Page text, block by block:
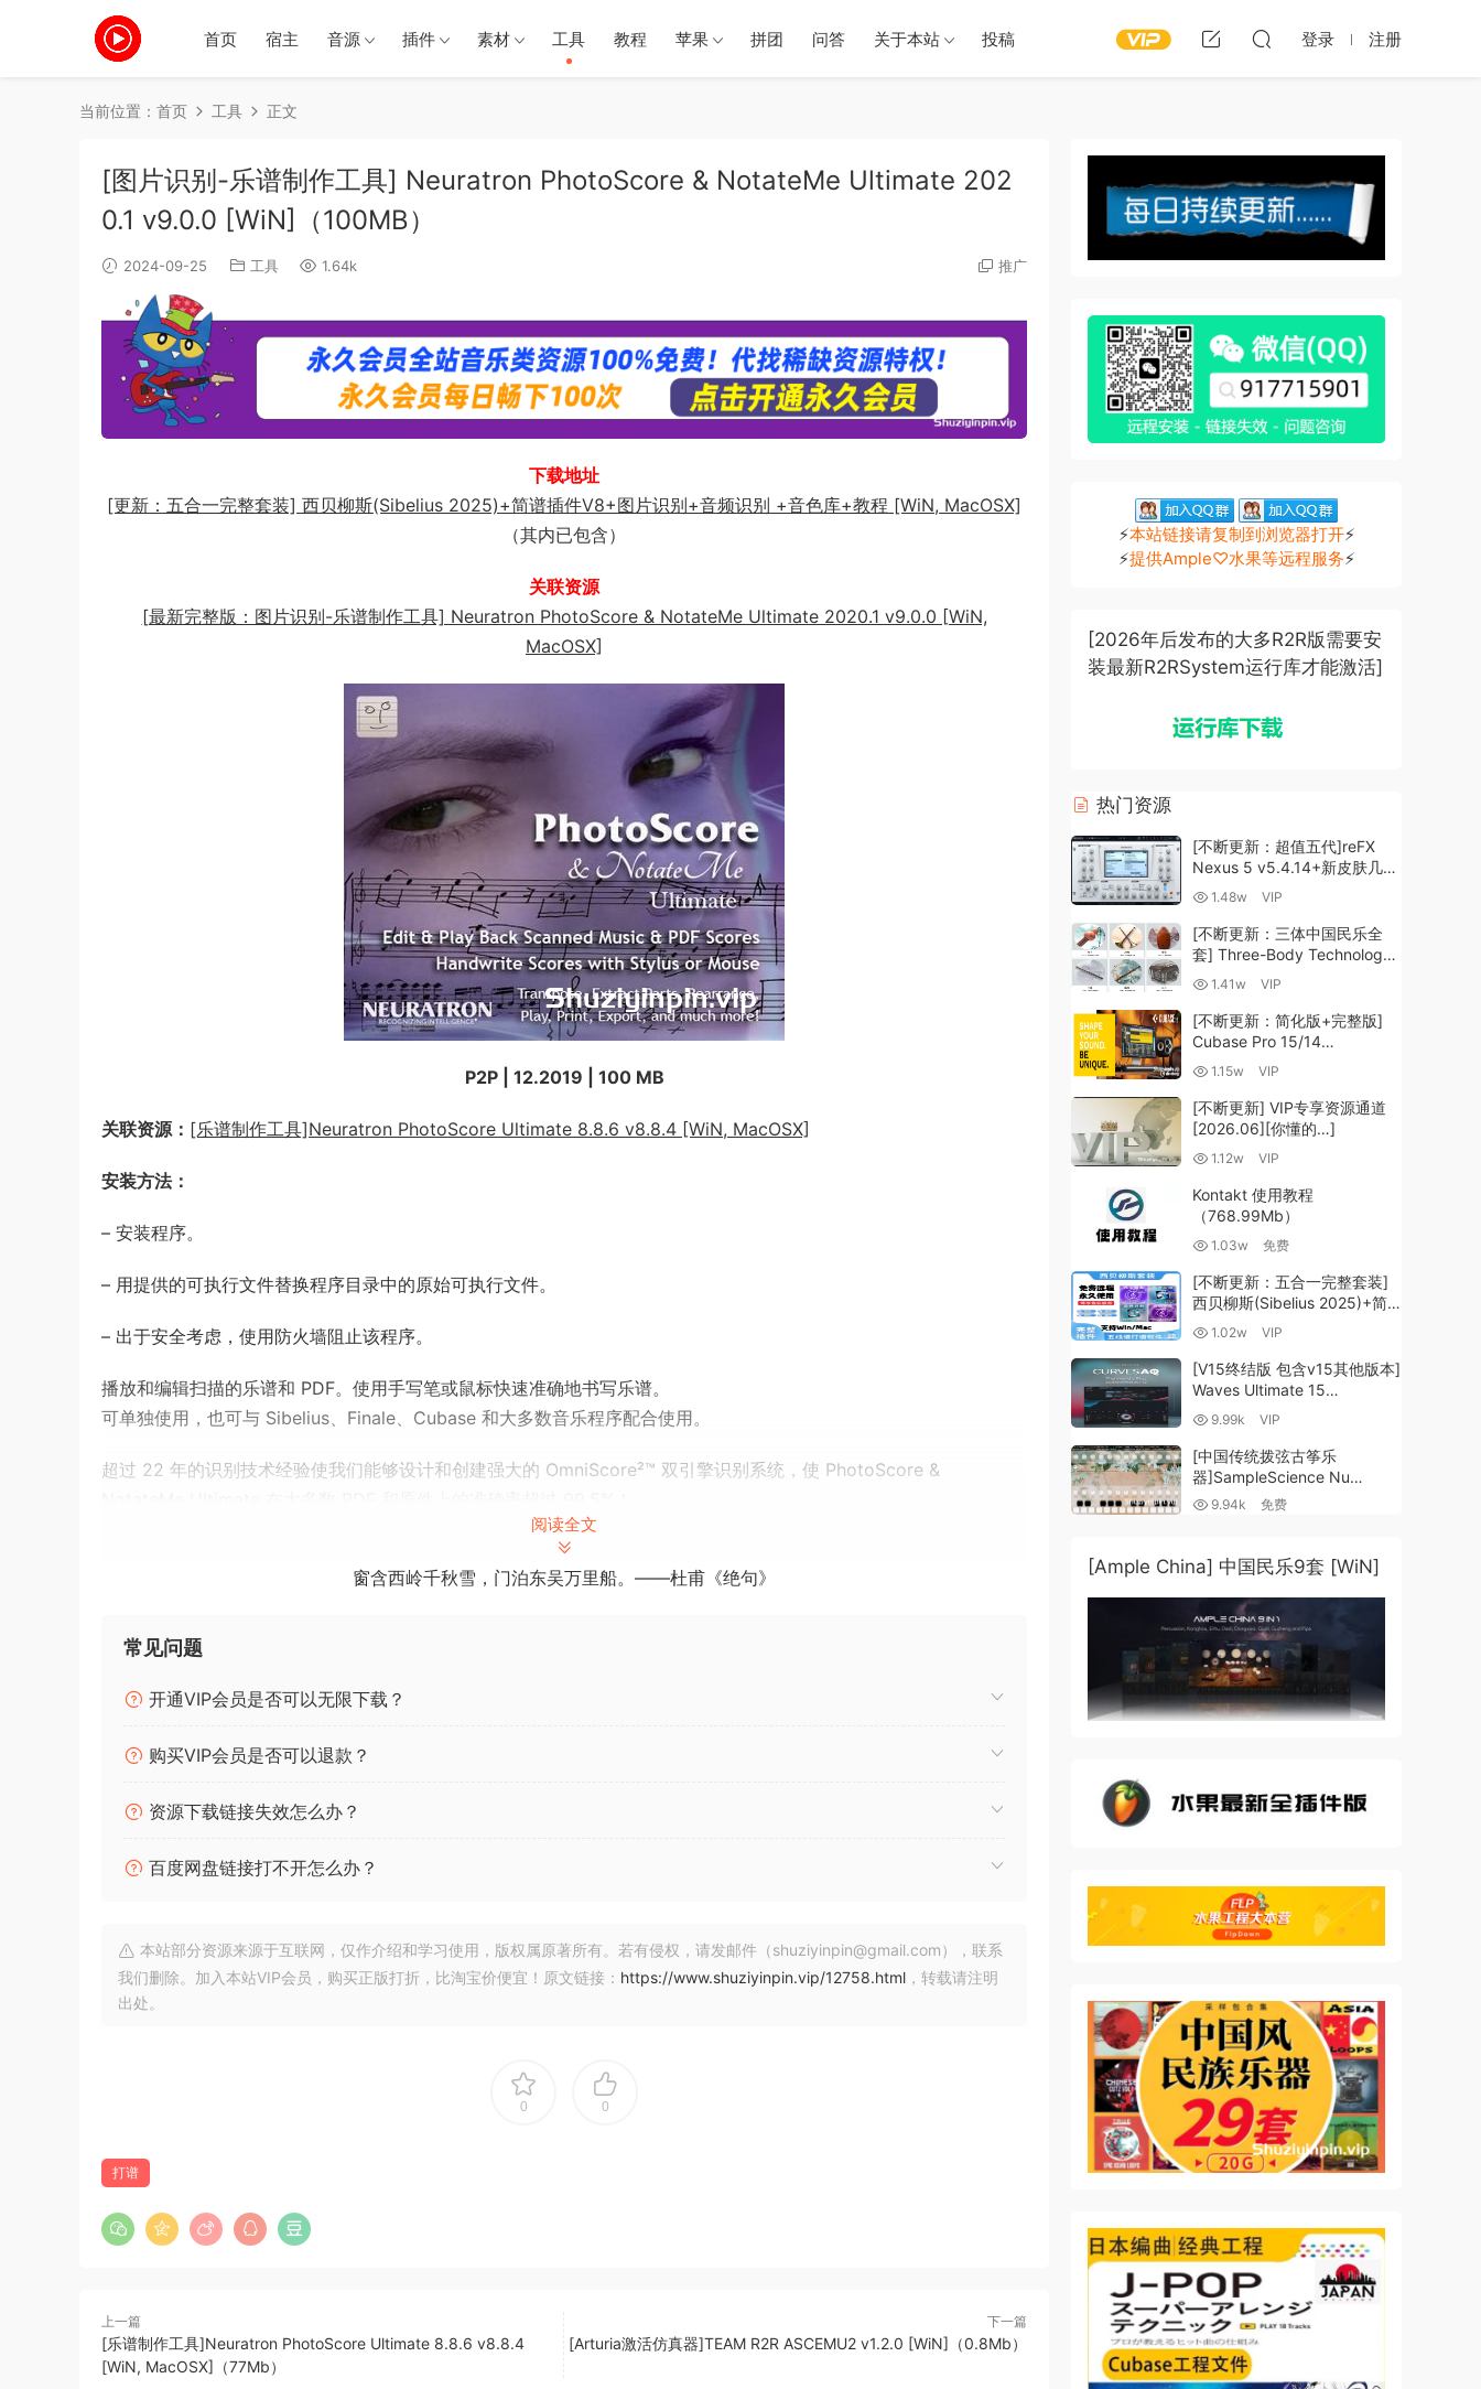
首页 宿主 音源 插件 素材 工具 教程 苹果 拼团 问答 关于本站 投稿 登录 注册
当前位置： 首页 工具 正文
[图片识别-乐谱制作工具] Neuratron PhotoScore & NotateMe Ultimate 202
0.1 v9.0.0 [WiN]（100MB）
2024-09-25 工具 1.64k 推广
下载地址
[更新：五合一完整套装] 西贝柳斯(Sibelius 2025)+简谱插件V8+图片识别+音频识别 +音色库+教程 [WiN, MacOSX]
（其内已包含）
关联资源
[最新完整版：图片识别-乐谱制作工具] Neuratron PhotoScore & NotateMe Ultimate 2020.1 v9.0.0 [WiN,
MacOSX]
P2P | 12.2019 | 100 MB
关联资源： [乐谱制作工具]Neuratron PhotoScore Ultimate 8.8.6 v8.8.4 [WiN, MacOSX]
安装方法：
– 安装程序。
– 用提供的可执行文件替换程序目录中的原始可执行文件。
– 出于安全考虑，使用防火墙阻止该程序。
播放和编辑扫描的乐谱和 PDF。使用手写笔或鼠标快速准确地书写乐谱。
可单独使用，也可与 Sibelius、Finale、Cubase 和大多数音乐程序配合使用。
超过 22 年的识别技术经验使我们能够设计和创建强大的 OmniScore²™ 双引擎识别系统，使 PhotoScore &
PhotoScore & NotateMe Ultimate 几乎可以挑出每一个细节，甚至可以识别 4 行和 6 行吉他指法谱、1、2 和 3 行打
击乐谱。我们的音乐手写应用程序 NotateMe 完全集成，这意味着您可以随时随地使用平板电脑和手写笔或鼠标/触控
从一开始，易于使用就是设计的核心目标，而且通过自动扫描和识别，加上获得许可的 Sibelius 风格编辑界面，
PhotoScore & NotateMe Ultimate 使用起来甚至变得有趣和令人兴奋！
要在 Windows 上使用 PhotoScore & NotateMe 2020，您的系统需要以下硬件：
您的计算机还应具有合理的可用硬盘空间 – 至少 40MB，最好更多。
用户注意：虽然 PhotoScore 可以与 Sibelius 3 及更高版本一起使用，但建议您使用 Sibelius 5.0 或更高版本
推荐：触摸屏或带手写笔的平板电脑（例如 Microsoft Surface Pro）。如果使用触摸屏/手写笔，则需要 Windows
8.1。
Use on its own, or with Sibelius, Finale, Cubase and most music programs.
formidable OmniScore²™ dual-engine recognition system, incredibly making PhotoScore & NotateMe Ultimate
you can write music on the go with your tablet and stylus, or mouse/trackpad if you do not have one.
Ease-of-use has been a central design aim right from the start, and with automatic scanning and recognition,
阅读全文
窗含西岭千秋雪，门泊东吴万里船。——杜甫《绝句》
常见问题
开通VIP会员是否可以无限下载？
购买VIP会员是否可以退款？
资源下载链接失效怎么办？
百度网盘链接打不开怎么办？
本站部分资源来源于互联网，仅作介绍和学习使用，版权属原著所有。若有侵权，请发邮件（shuziyinpin@gmail.com），联系
我们删除。加入本站VIP会员，购买正版打折，比淘宝价便宜！原文链接： https://www.shuziyinpin.vip/12758.html ，转载请注明
出处。
0 0
打谱
上一篇
[乐谱制作工具]Neuratron PhotoScore Ultimate 8.8.6 v8.8.4
[WiN, MacOSX]（77Mb）
下一篇
[Arturia激活仿真器]TEAM R2R ASCEMU2 v1.2.0 [WiN]（0.8Mb）
⚡本站链接请复制到浏览器打开⚡
⚡提供Ample♡水果等远程服务⚡
[2026年后发布的大多R2R版需要安
装最新R2RSystem运行库才能激活]
热门资源
[不断更新：超值五代]reFX
Nexus 5 v5.4.14+新皮肤几十
套+原厂+全套扩展+教程
1.48w VIP
[不断更新：三体中国民乐全
套] Three-Body Technology-
R2R [WiN, MacOSX]
1.41w VIP
[不断更新：简化版+完整版]
Cubase Pro 15/14
VR/R2R/U2B+原厂音源+插件
MacOSX]（704.0MB+）
1.15w VIP
[不断更新] VIP专享资源通道
[2026.06][你懂的…]
1.12w VIP
Kontakt 使用教程
（768.99Mb）
1.03w 免费
[不断更新：五合一完整套装]
西贝柳斯(Sibelius 2025)+简
谱插件V8+图片识别+音频识别
MacOSX]（80.48GB+）
1.02w VIP
[V15终结版 包含v15其他版本]
Waves Ultimate 15
v25.05.27+一键安装版+安装
MacOSX]
（4.1GB+10.2GB+9.6GB）
9.99k VIP
[中国传统拨弦古筝乐
器]SampleScience Nu
Guzheng v2.0 x64 VST
9.94k 免费
[Ample China] 中国民乐9套 [WiN]